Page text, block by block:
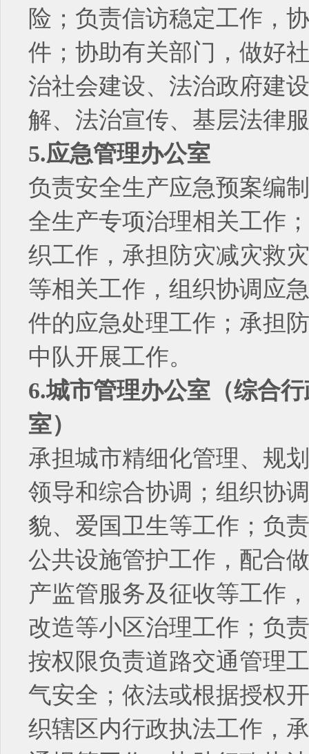
险；负责信访稳定工作，
件；协助有关部门，做好
治社会建设、法治政府建
解、法治宣传、基层法律
5.应急管理办公室
负责安全生产应急预案编
全生产专项治理相关工作
织工作，承担防灾减灾救
等相关工作，组织协调应
件的应急处理工作；承担
中队开展工作。
6.城市管理办公室（综合
室）
承担城市精细化管理、规
领导和综合协调；组织协
貌、爱国卫生等工作；负
公共设施管护工作，配合
产监管服务及征收等工作
改造等小区治理工作；负
按权限负责道路交通管理
气安全；依法或根据授权
织辖区内行政执法工作，